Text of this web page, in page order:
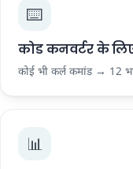
⌨️
कोड कनवर्टर के
कोई भी कर्ल कमांड → 12
📊